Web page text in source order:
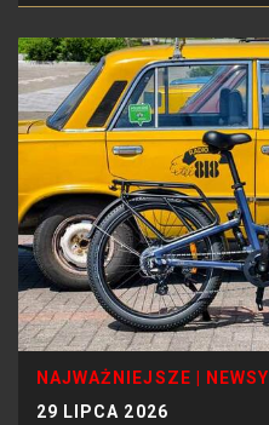
NAJWAŻNIEJSZE NEWSY
29 LIPCA 2026